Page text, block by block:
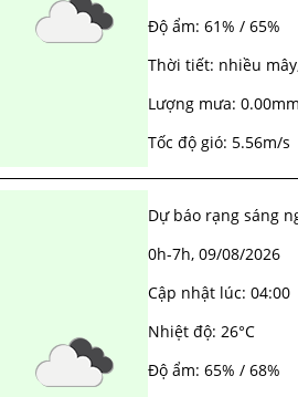
Độ ẩm:61% / 65%
Thời tiết: nhiều mây
Lượng mưa:0.00mm
Tốc độ gió: 5.56m/s
Dự báo rạng sáng
0h-7h,09/08/2026
Cập nhật lúc:04:00
Nhiệt độ:26°C
Độ ẩm:65% / 68%